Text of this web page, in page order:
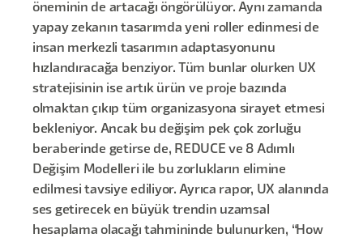
öneminin de artacağı öngörülüyor. Aynı zamanda
yapay zekanın tasarımda yeni roller edinmesi de
insan merkezli tasarımın adaptasyonunu
hızlandıracağa benziyor. Tüm bunlar olurken UX
stratejisinin ise artık ürün ve proje bazında
olmaktan çıkıp tüm organizasyona sirayet etmesi
bekleniyor. Ancak bu değişim pek çok zorluğu
beraberinde getirse de, REDUCE ve 8 Adımlı
Değişim Modelleri ile bu zorlukların elimine
edilmesi tavsiye ediliyor. Ayrıca rapor, UX alanında
ses getirecek en büyük trendin uzamsal
hesaplama olacağı tahmininde bulunurken, “How